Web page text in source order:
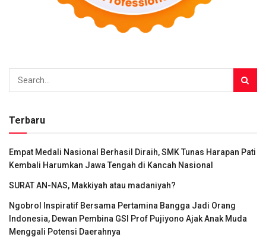
Terbaru
Empat Medali Nasional Berhasil Diraih, SMK Tunas Harapan Pati
Kembali Harumkan Jawa Tengah di Kancah Nasional
SURAT AN-NAS, Makkiyah atau madaniyah?
Ngobrol Inspiratif Bersama Pertamina Bangga Jadi Orang
Indonesia, Dewan Pembina GSI Prof Pujiyono Ajak Anak Muda
Menggali Potensi Daerahnya